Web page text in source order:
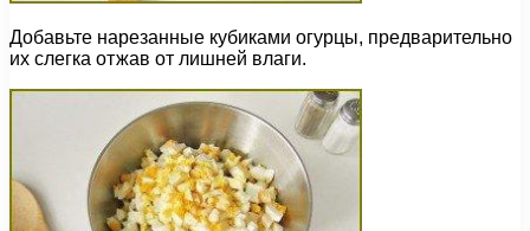
Добавьте нарезанные кубиками огурцы, предварительно
их слегка отжав от лишней влаги.